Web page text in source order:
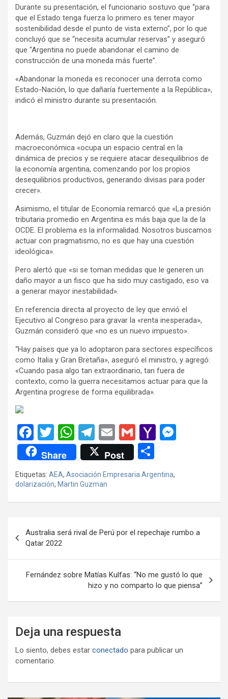
Durante su presentación, el funcionario sostuvo que “para
que el Estado tenga fuerza lo primero es tener mayor
sostenibilidad desde el punto de vista externo”, por lo que
concluyó que se “necesita acumular reservas” y aseguró
que “Argentina no puede abandonar el camino de
construcción de una moneda más fuerte”.
«Abandonar la moneda es reconocer una derrota como
Estado-Nación, lo que dañaría fuertemente a la República»,
indicó el ministro durante su presentación.
Además, Guzmán dejó en claro que la cuestión
macroeconómica «ocupa un espacio central en la
dinámica de precios y se requiere atacar desequilibrios de
la economía argentina, comenzando por los propios
desequilibrios productivos, generando divisas para poder
crecer».
Asimismo, el titular de Economía remarcó que «La presión
tributaria promedio en Argentina es más baja que la de la
OCDE. El problema es la informalidad. Nosotros buscamos
actuar con pragmatismo, no es que hay una cuestión
ideológica».
Pero alertó que «si se toman medidas que le generen un
daño mayor a un fisco que ha sido muy castigado, eso va
a generar mayor inestabilidad».
En referencia directa al proyecto de ley que envió el
Ejecutivo al Congreso para gravar la «renta inesperada»,
Guzmán consideró que «no es un nuevo impuesto».
“Hay países que ya lo adoptaron para sectores específicos
como Italia y Gran Bretaña», aseguró el ministro, y agregó:
«Cuando pasa algo tan extraordinario, tan fuera de
contexto, como la guerra necesitamos actuar para que la
Argentina progrese de forma equilibrada».
F
a
ce
b
o
k
T
wi
tt
er
W
h
at
s
A
p
T
el
e
gr
a
E
m
ail
G
m
ail
Y
o
o
ail
g
Share Post
o
m
p
tir
Etiquetas: AEA, Asociación Empresaria Argentina,
dolarización, Martin Guzman
de
entradas
Australia será rival de Perú por el repechaje rumbo a
Qatar 2022
Fernández sobre Matías Kulfas: “No me gustó lo que
hizo y no comparto lo que piensa”
Deja una respuesta
Lo siento, debes estar conectado para publicar un
comentario.